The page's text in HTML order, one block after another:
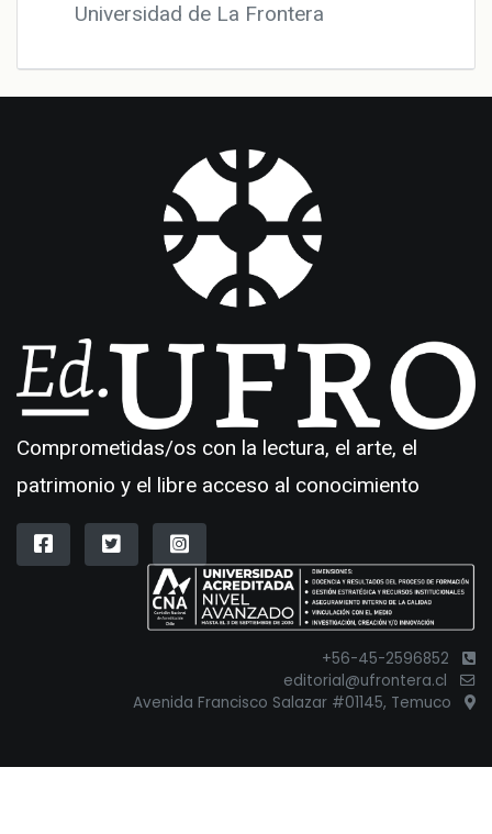
Universidad de La Frontera
Comprometidas/os con la lectura, el arte, el
patrimonio y el libre acceso al conocimiento
+56-45-2596852
editorial@ufrontera.cl
Avenida Francisco Salazar #01145, Temuco